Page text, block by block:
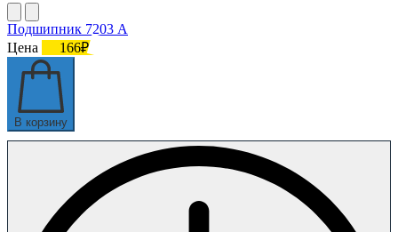
Подшипник 7203 А
Цена
166₽
В корзину